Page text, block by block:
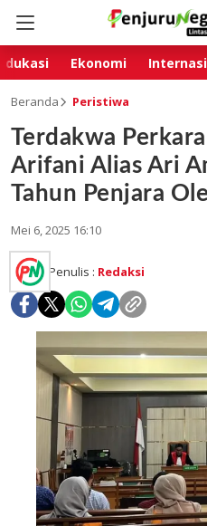
Ekonomi
Beranda Peristiwa
Terdakwa
Arifani Alias Ari
Tahun Penjara
Mei 6, 2025 16:10
Penulis : Redaksi